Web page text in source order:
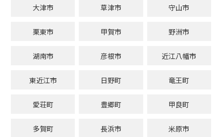
大津市 草津市 守山市
栗東市 甲賀市 野洲市
湖南市 彦根市 近江八幡市
東近江市 日野町 竜王町
愛荘町 豊郷町 甲良町
多賀町 長浜市 米原市